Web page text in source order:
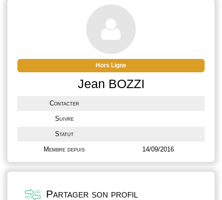
Google Play Store !
Hors Ligne
Jean BOZZI
Contacter
Suivre
Statut
Membre depuis 14/09/2016
Partager son profil